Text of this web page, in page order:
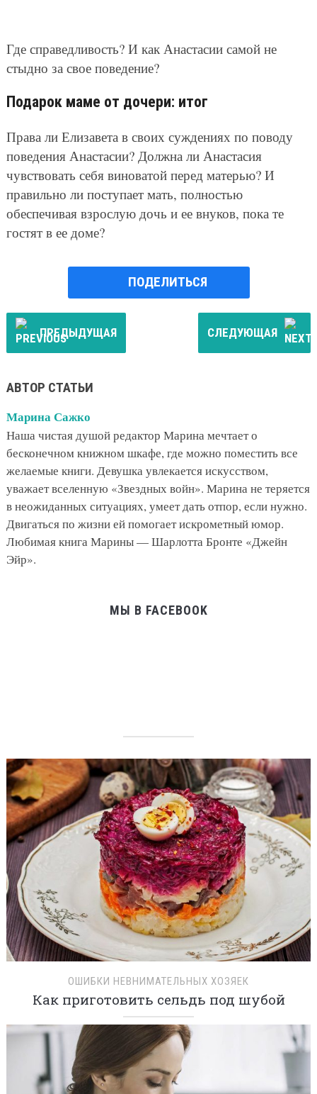
Где справедливость? И как Анастасии самой не
стыдно за свое поведение?
Подарок маме от дочери: итог
Права ли Елизавета в своих суждениях по поводу
поведения Анастасии? Должна ли Анастасия
чувствовать себя виноватой перед матерью? И
правильно ли поступает мать, полностью
обеспечивая взрослую дочь и ее внуков, пока те
гостят в ее доме?
ПОДЕЛИТЬСЯ
ПРЕДЫДУЩАЯ СЛЕДУЮЩАЯ
АВТОР СТАТЬИ
Марина Сажко
Наша чистая душой редактор Марина мечтает о
бесконечном книжном шкафе, где можно поместить все
желаемые книги. Девушка увлекается искусством,
уважает вселенную «Звездных войн». Марина не теряется
в неожиданных ситуациях, умеет дать отпор, если нужно.
Двигаться по жизни ей помогает искрометный юмор.
Любимая книга Марины — Шарлотта Бронте «Джейн
Эйр».
МЫ В FACEBOOK
ОШИБКИ НЕВНИМАТЕЛЬНЫХ ХОЗЯЕК
Как приготовить сельдь под шубой